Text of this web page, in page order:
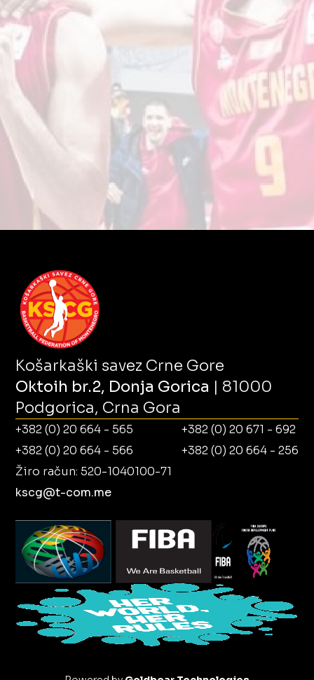
Košarkaški savez Crne Gore
Oktoih br.2, Donja Gorica | 81000
Podgorica, Crna Gora
+382 (0) 20 664 - 565
+382 (0) 20 664 - 566
Žiro račun: 520-1040100-71
kscg@t-com.me
+382 (0) 20 671 - 692
+382 (0) 20 664 - 256